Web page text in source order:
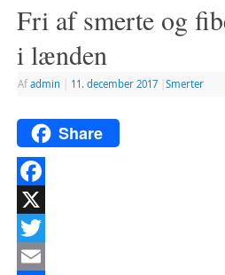
Fri af smerte og
i lænden
Af admin 11. december 2017 Smerter
Share
Facebook
X
Twitter